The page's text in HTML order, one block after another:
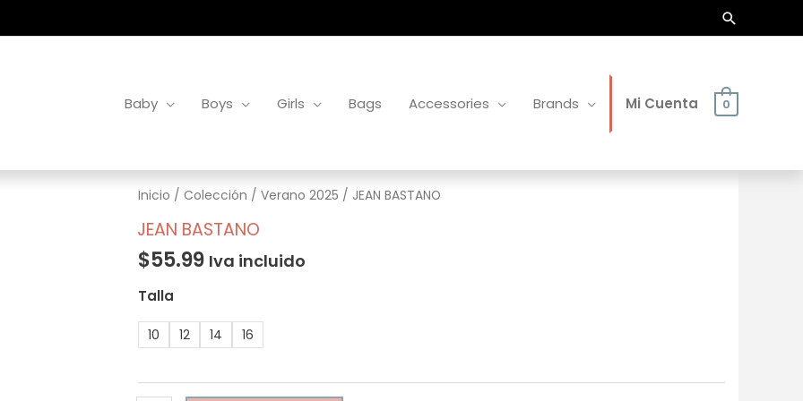
Buscar
Baby Boys Girls Bags Accessories Brands Mi Cuenta 0
Inicio / Colección / Verano 2025 / JEAN BASTANO
JEAN BASTANO
$55.99 Iva incluido
Talla
10 12 14 16
JEAN
BASTANO